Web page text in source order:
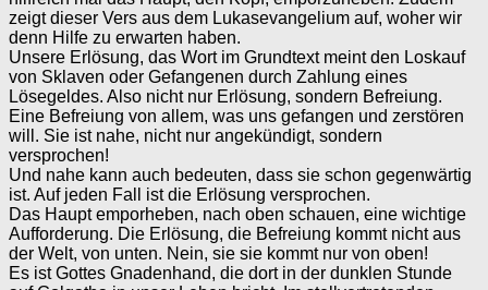
zeigt dieser Vers aus dem Lukasevangelium auf, woher wir
denn Hilfe zu erwarten haben.
Unsere Erlösung, das Wort im Grundtext meint den Loskauf
von Sklaven oder Gefangenen durch Zahlung eines
Lösegeldes. Also nicht nur Erlösung, sondern Befreiung.
Eine Befreiung von allem, was uns gefangen und zerstören
will. Sie ist nahe, nicht nur angekündigt, sondern
versprochen!
Und nahe kann auch bedeuten, dass sie schon gegenwärtig
ist. Auf jeden Fall ist die Erlösung versprochen.
Das Haupt emporheben, nach oben schauen, eine wichtige
Aufforderung. Die Erlösung, die Befreiung kommt nicht aus
der Welt, von unten. Nein, sie sie kommt nur von oben!
Es ist Gottes Gnadenhand, die dort in der dunklen Stunde